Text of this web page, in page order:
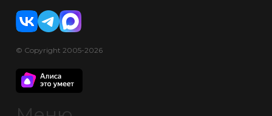
© Copyright 2005-2026